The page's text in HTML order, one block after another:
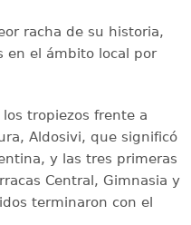
racha de su historia,
en el ámbito local por
tropiezos frente a
Aldosivi, que significó
y las tres primeras
Central, Gimnasia y
terminaron con el